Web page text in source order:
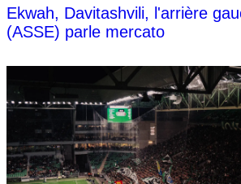
Ekwah, Davitashvili, l'arrière
(ASSE) parle mercato